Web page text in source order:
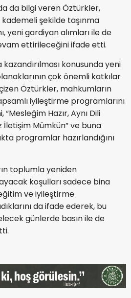
da bilgi veren Öztürkler,
şekilde taşınma
yeni gardiyan alımları ile de
ettirileceğini ifade etti.
konusunda yeni
çok önemli katkılar
Öztürkler, mahkumların
iyileştirme programlarını
Hazır, Aynı Dili
İletişim Mümkün” ve buna
programlar hazırlandığını
toplumla yeniden
koşulları sadece bina
ve iyileştirme
da ifade ederek, bu
günlerde basın ile de